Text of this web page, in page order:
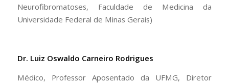
Neurofibromatoses, Faculdade de Medicina da
Universidade Federal de Minas Gerais)
Dr. Luiz Oswaldo Carneiro Rodrigues
Médico, Professor Aposentado da UFMG, Diretor